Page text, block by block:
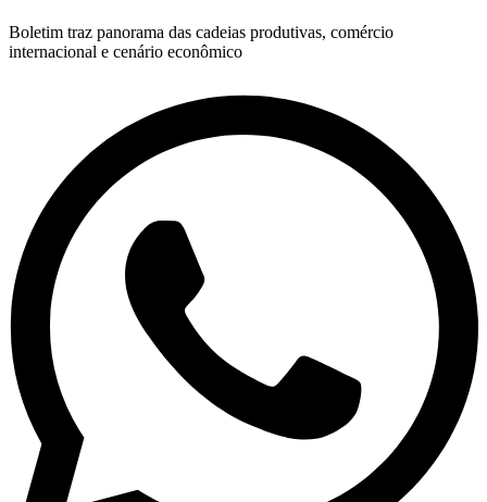
Boletim traz panorama das cadeias produtivas, comércio
internacional e cenário econômico